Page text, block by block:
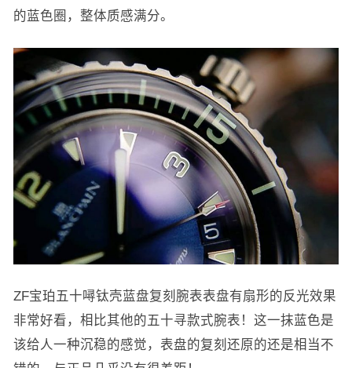
的蓝色圈，整体质感满分。
ZF宝珀五十噚钛壳蓝盘复刻腕表表盘有扇形的反光效果
非常好看，相比其他的五十寻款式腕表！这一抹蓝色是
该给人一种沉稳的感觉，表盘的复刻还原的还是相当不